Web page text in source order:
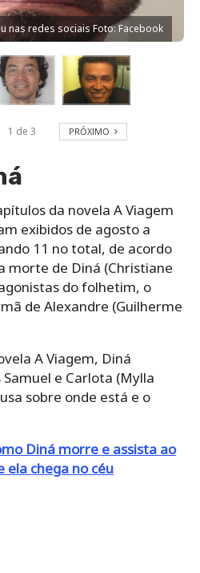
nas redes sociais Foto: Facebook
1 de 3 PRÓXIMO
da novela A Viagem
exibidos de agosto a
11 no total, de acordo
morte de Diná (Christiane
do folhetim, o
de Alexandre (Guilherme
A Viagem, Diná
e Carlota (Mylla
sobre onde está e o
Diná morre e assista ao
ela chega no céu